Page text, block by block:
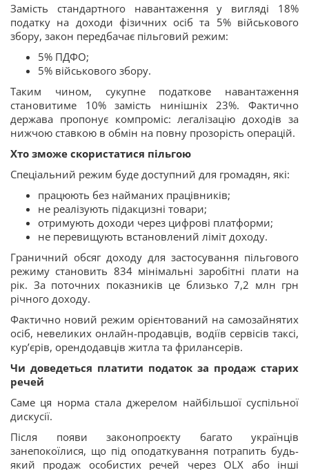
Замість стандартного навантаження у вигляді 18%
податку на доходи фізичних осіб та 5% військового
збору, закон передбачає пільговий режим:
5% ПДФО;
5% військового збору.
Таким чином, сукупне податкове навантаження
становитиме 10% замість нинішніх 23%. Фактично
держава пропонує компроміс: легалізацію доходів за
нижчою ставкою в обмін на повну прозорість операцій.
Хто зможе скористатися пільгою
Спеціальний режим буде доступний для громадян, які:
працюють без найманих працівників;
не реалізують підакцизні товари;
отримують доходи через цифрові платформи;
не перевищують встановлений ліміт доходу.
Граничний обсяг доходу для застосування пільгового
режиму становить 834 мінімальні заробітні плати на
рік. За поточних показників це близько 7,2 млн грн
річного доходу.
Фактично новий режим орієнтований на самозайнятих
осіб, невеликих онлайн-продавців, водіїв сервісів таксі,
кур’єрів, орендодавців житла та фрилансерів.
Чи доведеться платити податок за продаж старих
речей
Саме ця норма стала джерелом найбільшої суспільної
дискусії.
Після появи законопроєкту багато українців
занепокоїлися, що під оподаткування потрапить будь-
який продаж особистих речей через OLX або інші